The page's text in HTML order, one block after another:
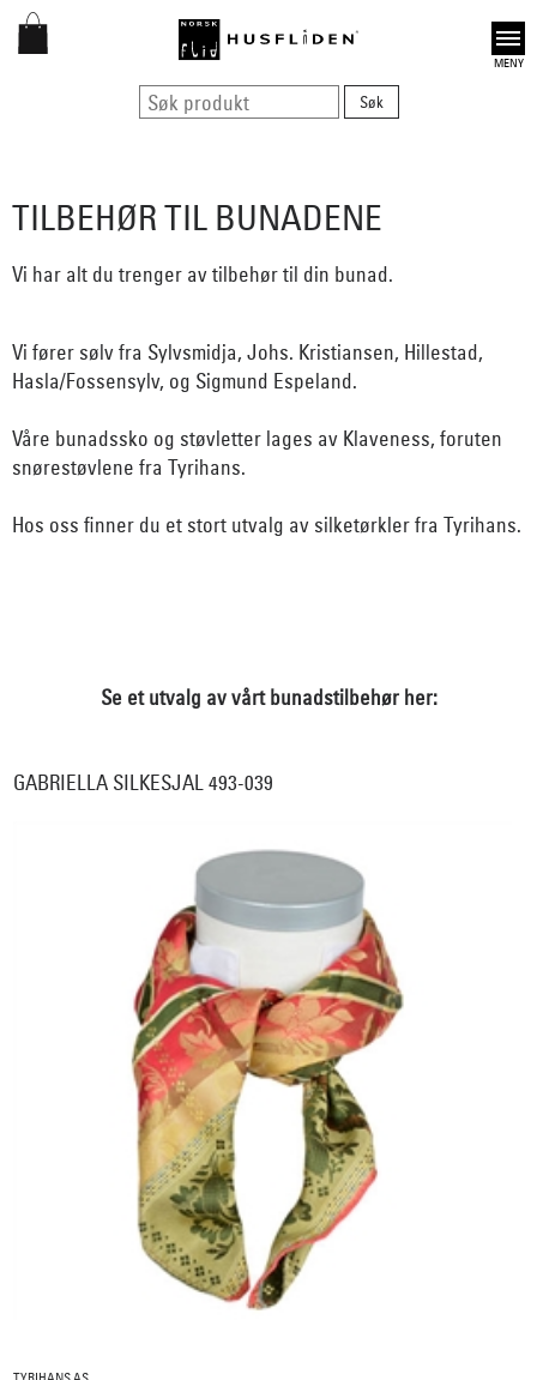
Open
TILBEHØR TIL BUNADENE
Vi har alt du trenger av tilbehør til din bunad.
Vi fører sølv fra Sylvsmidja, Johs. Kristiansen, Hillestad,
Hasla/Fossensylv, og Sigmund Espeland.
Våre bunadssko og støvletter lages av Klaveness, foruten
snørestøvlene fra Tyrihans.
Hos oss finner du et stort utvalg av silketørkler fra Tyrihans.
Se et utvalg av vårt bunadstilbehør her:
GABRIELLA SILKESJAL 493-039